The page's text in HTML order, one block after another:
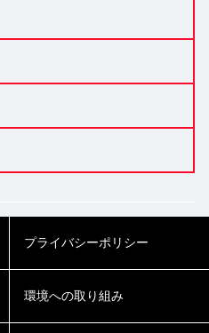
プライバシーポリシー
環境への取り組み